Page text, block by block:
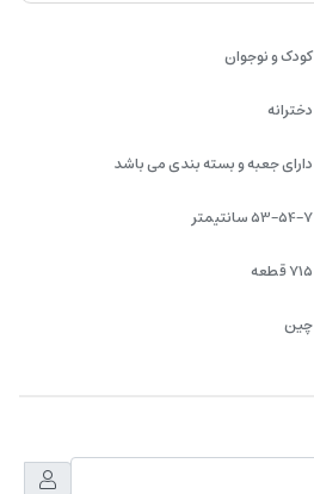
کودک و نوجوان
دخترانه
دارای جعبه و بسته بندی می باشد
53-54-7 سانتیمتر
715 قطعه
چین